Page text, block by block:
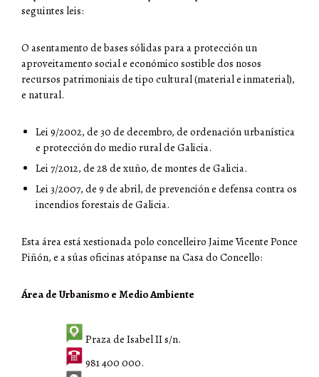
seguintes leis:
O asentamento de bases sólidas para a protección un
aproveitamento social e económico sostible dos nosos
recursos patrimoniais de tipo cultural (material e inmaterial),
e natural.
Lei 9/2002, de 30 de decembro, de ordenación urbanística
e protección do medio rural de Galicia.
Lei 7/2012, de 28 de xuño, de montes de Galicia.
Lei 3/2007, de 9 de abril, de prevención e defensa contra os
incendios forestais de Galicia.
Esta área está xestionada polo concelleiro Jaime Vicente Ponce
Piñón, e a súas oficinas atópanse na Casa do Concello:
Área de Urbanismo e Medio Ambiente
Praza de Isabel II s/n.
981 400 000.